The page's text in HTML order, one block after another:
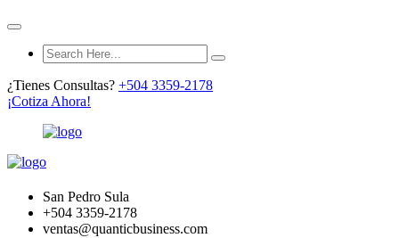
¿Tienes Consultas? +504 3359-2178
¡Cotiza Ahora!
San Pedro Sula
+504 3359-2178
ventas@quanticbusiness.com